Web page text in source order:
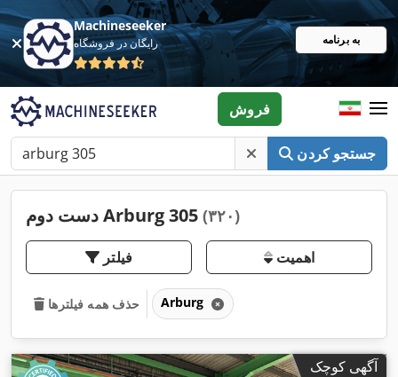
Machineseeker
رایگان در فروشگاه به برنامه
جستجو کردن
فروش
دست دوم Arburg 305 (۳۲۰)
فیلتر اهمیت
حذف همه فیلترها Arburg
آگهی کوچک